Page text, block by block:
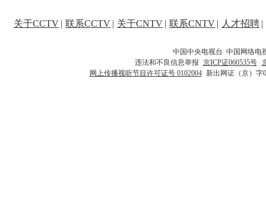
关于CCTV | 联系CCTV | 关于CNTV | 联系CNTV | 人才招聘 |
中国中央电视台 中国网络电
违法和不良信息举报 京ICP证060535号
网上传播视听节目许可证号 0102004 新出网证（京）